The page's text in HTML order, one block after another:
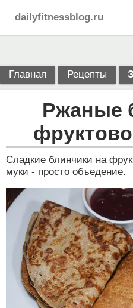
dailyfitnessblog.ru
Главная Рецепты
Ржаные
Сладкие блинчики на
муки - просто объедение.